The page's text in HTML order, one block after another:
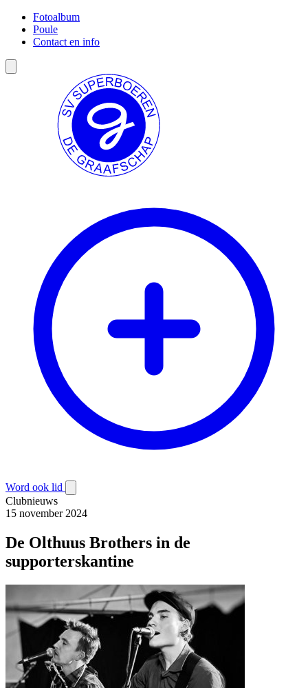
Fotoalbum
Poule
Contact en info
Word ook lid
Clubnieuws
15 november 2024
De Olthuus Brothers in de
supporterskantine